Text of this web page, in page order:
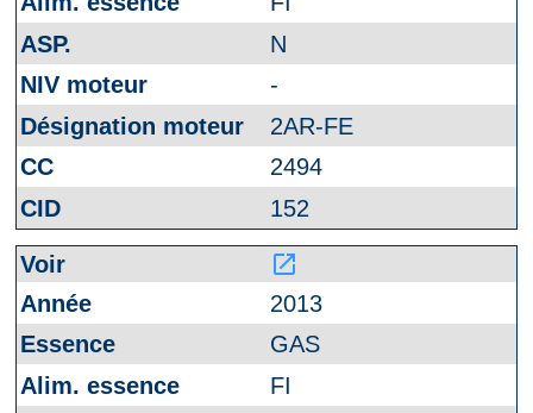
N
-
2AR-FE
2494
152
launch
2013
GAS
FI